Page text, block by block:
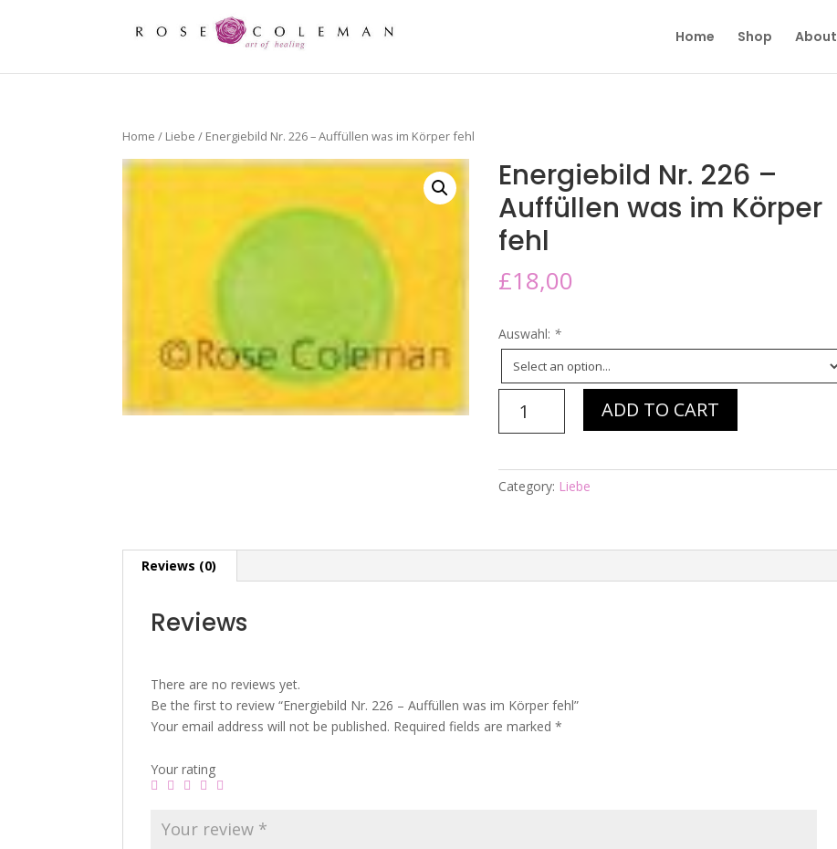
Home Shop About
Home / Liebe / Energiebild Nr. 226 – Auffüllen was im Körper fehl
Energiebild Nr. 226 –
Auffüllen was im Körper
fehl
£18,00
Auswahl: *
Auffüllen
Körper
quantity
ADD TO CART
Category: Liebe
Reviews (0)
Reviews
There are no reviews yet.
Be the first to review “Energiebild Nr. 226 – Auffüllen was im Körper fehl”
Your email address will not be published. Required fields are marked*
Your rating